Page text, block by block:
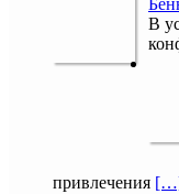
В
привлечения